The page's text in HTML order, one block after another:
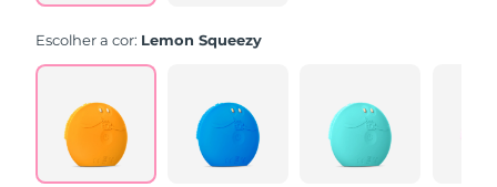
Escolher a cor: Lemon Squeezy